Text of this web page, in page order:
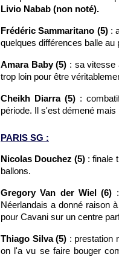
Livio Nabab (non noté).
Frédéric Sammaritano (5):
quelques différences balle
Amara Baby (5) : sa vitesse
trop loin pour être
Cheikh Diarra (5) :
période. Il s'est démené
PARIS SG :
Nicolas Douchez (5) : finale
ballons.
Gregory Van der Wiel (6)
Néerlandais a donné raison
pour Cavani sur un centre
Thiago Silva (5) : prestation
on l'a vu se faire bouger